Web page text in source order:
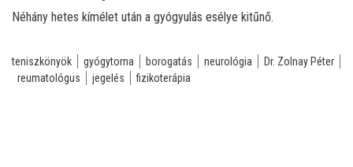
Néhány hetes kímélet után a gyógyulás esélye kitűnő.
teniszkönyök gyógytorna borogatás neurológia
Dr. Zolnay Péter
reumatológus
jegelés fizikoterápia